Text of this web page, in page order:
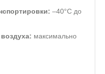
–40°C до
максимально